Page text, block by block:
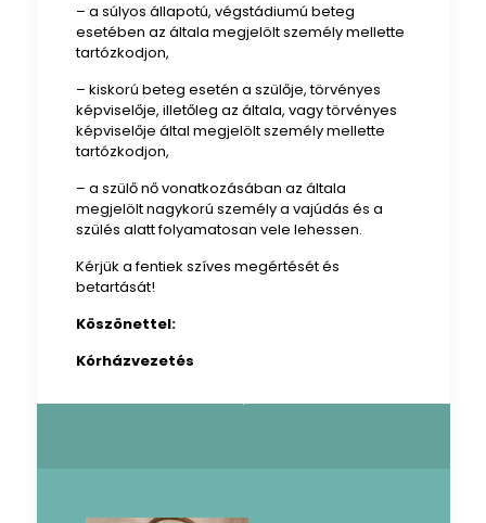
– a súlyos állapotú, végstádiumú beteg
esetében az általa megjelölt személy mellette
tartózkodjon,
– kiskorú beteg esetén a szülője, törvényes
képviselője, illetőleg az általa, vagy törvényes
képviselője által megjelölt személy mellette
tartózkodjon,
– a szülő nő vonatkozásában az általa
megjelölt nagykorú személy a vajúdás és a
szülés alatt folyamatosan vele lehessen.
Kérjük a fentiek szíves megértését és
betartását!
Köszönettel:
Kórházvezetés